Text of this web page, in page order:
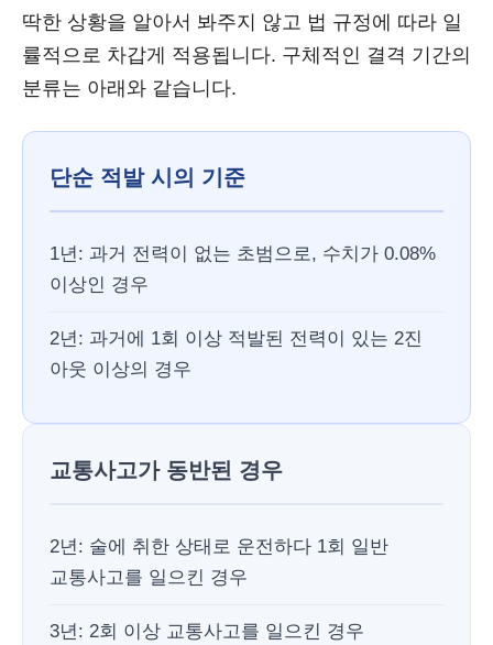
딱한 상황을 알아서 봐주지 않고 법 규정에 따라 일
률적으로 차갑게 적용됩니다. 구체적인 결격 기간의
분류는 아래와 같습니다.
단순 적발 시의 기준
1년: 과거 전력이 없는 초범으로, 수치가 0.08%
이상인 경우
2년: 과거에 1회 이상 적발된 전력이 있는 2진
아웃 이상의 경우
교통사고가 동반된 경우
2년: 술에 취한 상태로 운전하다 1회 일반
교통사고를 일으킨 경우
3년: 2회 이상 교통사고를 일으킨 경우